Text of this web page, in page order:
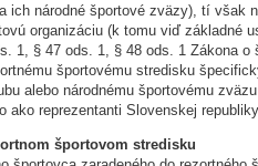
ich národné športové zväzy), tí však
organizáciu (k tomu viď základné
1, § 47 ods. 1, § 48 ods. 1 Zákona o
športovému stredisku
alebo národnému športovému
ako reprezentanti Slovenskej
športovom stredisku